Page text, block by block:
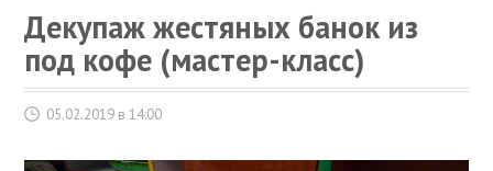
Декупаж жестяных банок из
под кофе (мастер-класс)
05.02.2019 в 14:00